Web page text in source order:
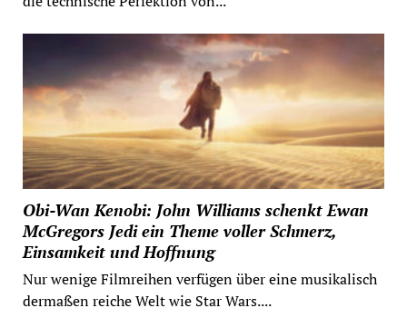
Obi-Wan Kenobi: John Williams schenkt Ewan
McGregors Jedi ein Theme voller Schmerz,
Einsamkeit und Hoffnung
Nur wenige Filmreihen verfügen über eine musikalisch
dermaßen reiche Welt wie Star Wars....